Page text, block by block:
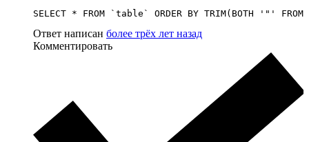
SELECT * FROM `table` ORDER BY TRIM(BOTH '"'
Ответ написан более трёх лет назад
Комментировать